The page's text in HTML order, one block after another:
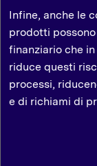
Infine, anche le
prodotti
finanziario che
riduce questi
processi,
e di richiami di